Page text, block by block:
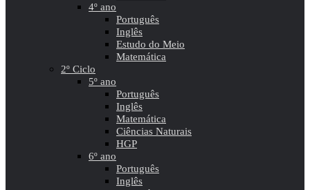
4º ano
Português
Inglês
Estudo do Meio
Matemática
2º Ciclo
5º ano
Português
Inglês
Matemática
Ciências Naturais
HGP
6º ano
Português
Inglês